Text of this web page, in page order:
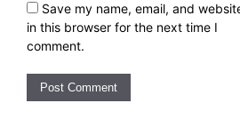
Save my name, email, and
in this browser for the next time I
comment.